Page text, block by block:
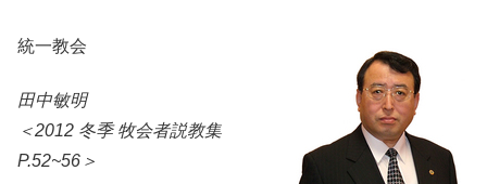
統一教会
田中敏明
＜2012 冬季 牧会者説教集
P.52~56＞